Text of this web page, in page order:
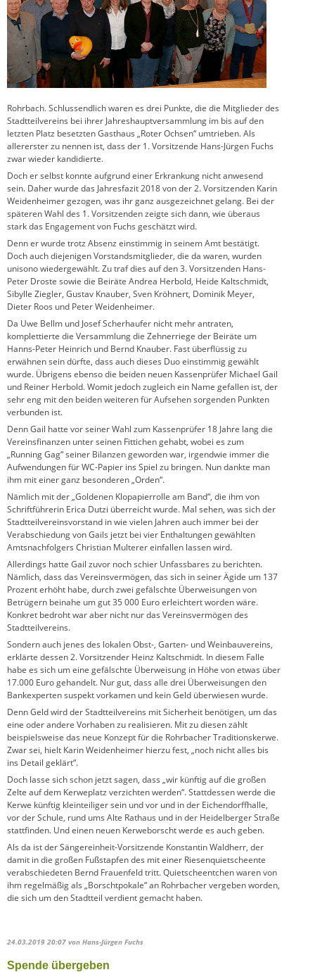
Rohrbach. Schlussendlich waren es drei Punkte, die die Mitglieder des
Stadtteilvereins bei ihrer Jahreshauptversammlung im bis auf den
letzten Platz besetzten Gasthaus „Roter Ochsen“ umtrieben. Als
allererster zu nennen ist, dass der 1. Vorsitzende Hans-Jürgen Fuchs
zwar wieder kandidierte.
Doch er selbst konnte aufgrund einer Erkrankung nicht anwesend
sein. Daher wurde das Jahresfazit 2018 von der 2. Vorsitzenden Karin
Weidenheimer gezogen, was ihr ganz ausgezeichnet gelang. Bei der
späteren Wahl des 1. Vorsitzenden zeigte sich dann, wie überaus
stark das Engagement von Fuchs geschätzt wird.
Denn er wurde trotz Absenz einstimmig in seinem Amt bestätigt.
Doch auch diejenigen Vorstandsmitglieder, die da waren, wurden
unisono wiedergewählt. Zu traf dies auf den 3. Vorsitzenden Hans-
Peter Droste sowie die Beiräte Andrea Herbold, Heide Kaltschmidt,
Sibylle Ziegler, Gustav Knauber, Sven Kröhnert, Dominik Meyer,
Dieter Roos und Peter Weidenheimer.
Da Uwe Bellm und Josef Scherhaufer nicht mehr antraten,
komplettierte die Versammlung die Zehnerriege der Beiräte um
Hanns-Peter Heinrich und Bernd Knauber. Fast überflüssig zu
erwähnen sein dürfte, dass auch dieses Duo einstimmig gewählt
wurde. Übrigens ebenso die beiden neuen Kassenprüfer Michael Gail
und Reiner Herbold. Womit jedoch zugleich ein Name gefallen ist, der
sehr eng mit den beiden weiteren für Aufsehen sorgenden Punkten
verbunden ist.
Denn Gail hatte vor seiner Wahl zum Kassenprüfer 18 Jahre lang die
Vereinsfinanzen unter seinen Fittichen gehabt, wobei es zum
„Running Gag“ seiner Bilanzen geworden war, irgendwie immer die
Aufwendungen für WC-Papier ins Spiel zu bringen. Nun dankte man
ihm mit einer ganz besonderen „Orden“.
Nämlich mit der „Goldenen Klopapierrolle am Band“, die ihm von
Schriftführerin Erica Dutzi überreicht wurde. Mal sehen, was sich der
Stadtteilvereinsvorstand in wie vielen Jahren auch immer bei der
Verabschiedung von Gails jetzt bei vier Enthaltungen gewählten
Amtsnachfolgers Christian Multerer einfallen lassen wird.
Allerdings hatte Gail zuvor noch schier Unfassbares zu berichten.
Nämlich, dass das Vereinsvermögen, das sich in seiner Ägide um 137
Prozent erhöht habe, durch zwei gefälschte Überweisungen von
Betrügern beinahe um gut 35 000 Euro erleichtert worden wäre.
Konkret bedroht war aber nicht nur das Vereinsvermögen des
Stadtteilvereins.
Sondern auch jenes des lokalen Obst-, Garten- und Weinbauvereins,
erklärte dessen 2. Vorsitzender Heinz Kaltschmidt. In diesem Falle
habe es sich um eine gefälschte Überweisung in Höhe von etwas über
17.000 Euro gehandelt. Nur gut, dass alle drei Überweisungen den
Bankexperten suspekt vorkamen und kein Geld überwiesen wurde.
Denn Geld wird der Stadtteilvereins mit Sicherheit benötigen, um das
eine oder andere Vorhaben zu realisieren. Mit zu diesen zählt
beispielsweise das neue Konzept für die Rohrbacher Traditionskerwe.
Zwar sei, hielt Karin Weidenheimer hierzu fest, „noch nicht alles bis
ins Detail geklärt“.
Doch lasse sich schon jetzt sagen, dass „wir künftig auf die großen
Zelte auf dem Kerweplatz verzichten werden“. Stattdessen werde die
Kerwe künftig kleinteiliger sein und vor und in der Eichendorffhalle,
vor der Schule, rund ums Alte Rathaus und in der Heidelberger Straße
stattfinden. Und einen neuen Kerweborscht werde es auch geben.
Als da ist der Sängereinheit-Vorsitzende Konstantin Waldherr, der
damit in die großen Fußstapfen des mit einer Riesenquietscheente
verabschiedeten Bernd Frauenfeld tritt. Quietscheentchen waren von
ihm regelmäßig als „Borschtpokale“ an Rohrbacher vergeben worden,
die sich um den Stadtteil verdient gemacht haben.
24.03.2019 20:07 von Hans-Jürgen Fuchs
Spende übergeben